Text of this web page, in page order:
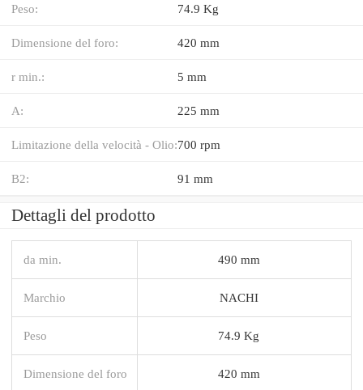
Peso: 74.9 Kg
Dimensione del foro: 420 mm
r min.: 5 mm
A: 225 mm
Limitazione della velocità - Olio:700 rpm
B2: 91 mm
Dettagli del prodotto
da min. 490 mm
Marchio NACHI
Peso 74.9 Kg
Dimensione del foro 420 mm